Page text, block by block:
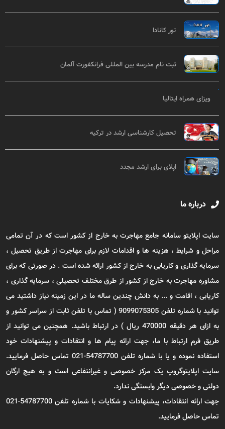
تور کانادا
ثبت نام مدرسه بین المللی فرانکفورت آلمان
ویزای همراه ایتالیا
تحصیل کارشناسی ارشد در ترکیه
اپلای برای ارشد مجدد
درباره ما
سایت اپلایتو سامانه جامع مهاجرت به خارج از کشور است که در آن تمامی
مراحل و شرایط ، هزینه ها و اقدامات لازم برای مهاجرت از طریق تحصیل ،
سرمایه گذاری و کاریابی به خارج از کشور ارائه شده است . در صورتی که برای
مشاوره مهاجرت به خارج از کشور از طرق مختلف تحصیلی ، سرمایه گذاری ،
کاریابی ، اقامت و ... به دانش چندین ساله ما در این زمینه نیاز داشتید می
توانید با شماره تلفن 9099075305 ( تماس با تلفن ثابت از سراسر کشور و
به ازای هر دقیقه 470000 ریال ) در ارتباط باشید. همچنین می توانید از
طریق فرم ارتباط با ما، جهت ارائه پیام ها و انتقادات و پیشنهادات خود
استفاده نموده و یا با شماره تلفن 54787700-021 تماس حاصل فرمایید.
سایت اپلایتوگروپ یک مرکز خصوصی و غیرانتفاعی است و به هیچ ارگان
دولتی و خصوصی دیگر وابستگی ندارد.
جهت ارائه انتقادات، پیشنهادات و شکایات با شماره تلفن 54787700-021
تماس حاصل فرمایید.